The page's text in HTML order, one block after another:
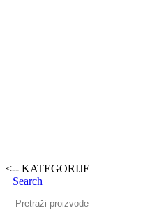
<-- KATEGORIJE
Search